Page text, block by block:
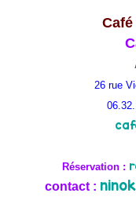
Café
26 rue
Réservation :
contact :